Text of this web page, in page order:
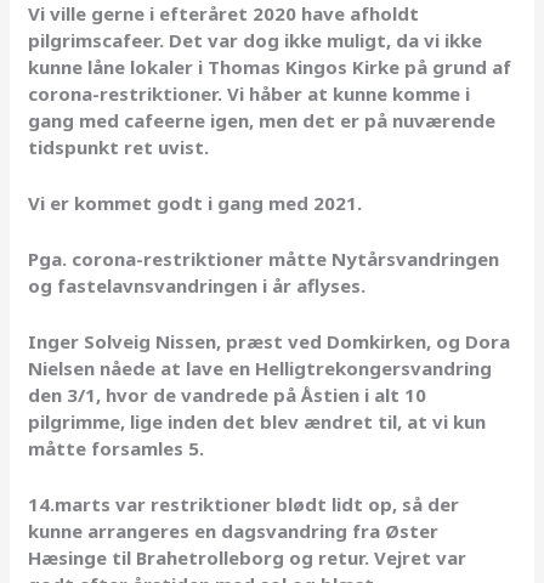
Vi ville gerne i efteråret 2020 have afholdt
pilgrimscafeer. Det var dog ikke muligt, da vi ikke
kunne låne lokaler i Thomas Kingos Kirke på grund af
corona-restriktioner. Vi håber at kunne komme i
gang med cafeerne igen, men det er på nuværende
tidspunkt ret uvist.
Vi er kommet godt i gang med 2021.
Pga. corona-restriktioner måtte Nytårsvandringen
og fastelavnsvandringen i år aflyses.
Inger Solveig Nissen, præst ved Domkirken, og Dora
Nielsen nåede at lave en Helligtrekongersvandring
den 3/1, hvor de vandrede på Åstien i alt 10
pilgrimme, lige inden det blev ændret til, at vi kun
måtte forsamles 5.
14.marts var restriktioner blødt lidt op, så der
kunne arrangeres en dagsvandring fra Øster
Hæsinge til Brahetrolleborg og retur. Vejret var